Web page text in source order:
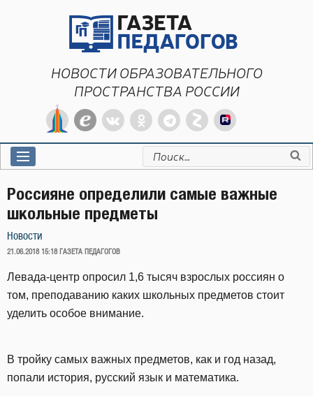
НОВОСТИ ОБРАЗОВАТЕЛЬНОГО
ПРОСТРАНСТВА РОССИИ
Искать:
Россияне определили самые важные
школьные предметы
Новости
ОПУБЛИКОВАНО
21.06.2018 15:18 ГАЗЕТА ПЕДАГОГОВ
Левада-центр опросил 1,6 тысяч взрослых россиян о
том, преподаванию каких школьных предметов стоит
уделить особое внимание.
В тройку самых важных предметов, как и год назад,
попали история, русский язык и математика.